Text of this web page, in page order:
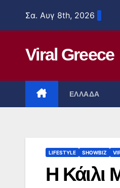
Σα. Αυγ 8th, 2026
Viral Greece
ΕΛΛΑΔΑ
LIFESTYLE SHOWBIZ
Η Κάιλι